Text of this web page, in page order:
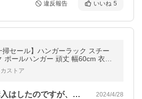
違反報告 いいね 5
掃セール】ハンガーラック スチー
ポールハンガー 頑丈 幅60cm 衣類
リム 収納 コート掛け 棚付き 北欧
ストア
サイズは測って購入はしたのですが、届い… 2024/4/28